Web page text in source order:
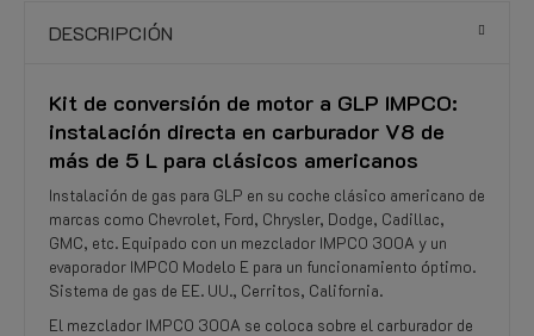
DESCRIPCIÓN
Kit de conversión de motor a GLP IMPCO:
instalación directa en carburador V8 de
más de 5 L para clásicos americanos
Instalación de gas para GLP en su coche clásico americano de
marcas como Chevrolet, Ford, Chrysler, Dodge, Cadillac,
GMC, etc. Equipado con un mezclador IMPCO 300A y un
evaporador IMPCO Modelo E para un funcionamiento óptimo.
Sistema de gas de EE. UU., Cerritos, California.
El mezclador IMPCO 300A se coloca sobre el carburador de